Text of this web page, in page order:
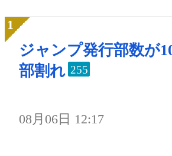
ジャンプ発行部数が
部割れ 255
08月06日 12:17